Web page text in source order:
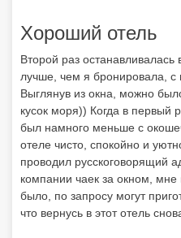
Хороший отель
Второй раз
лучше, чем я бронировала, с
Выглянув из окна, можно
кусок моря)) Когда в первый
был намного меньше с
отеле чисто, спокойно и
проводил русскоговорящий
компании чаек за окном, мне
было, по запросу могут
что вернусь в этот отель